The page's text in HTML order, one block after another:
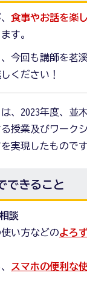
食事やお話を楽
す。
今回も講師を茗
ください！
は、2023年度、
授業及びワーク
実現したものです
できること
談
い方などのよろ
スマホの便利な